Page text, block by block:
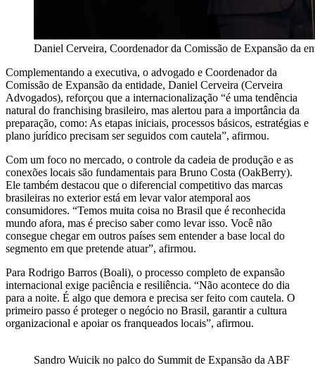
Daniel Cerveira, Coordenador da Comissão de Expansão da
Complementando a executiva, o advogado e Coordenador da
Comissão de Expansão da entidade, Daniel Cerveira (Cerveira
Advogados), reforçou que a internacionalização “é uma tendência
natural do franchising brasileiro, mas alertou para a importância da
preparação, como: As etapas iniciais, processos básicos, estratégias e
plano jurídico precisam ser seguidos com cautela”, afirmou.
Com um foco no mercado, o controle da cadeia de produção e as
conexões locais são fundamentais para Bruno Costa (OakBerry).
Ele também destacou que o diferencial competitivo das marcas
brasileiras no exterior está em levar valor atemporal aos
consumidores. “Temos muita coisa no Brasil que é reconhecida
mundo afora, mas é preciso saber como levar isso. Você não
consegue chegar em outros países sem entender a base local do
segmento em que pretende atuar”, afirmou.
Para Rodrigo Barros (Boali), o processo completo de expansão
internacional exige paciência e resiliência. “Não acontece do dia
para a noite. É algo que demora e precisa ser feito com cautela. O
primeiro passo é proteger o negócio no Brasil, garantir a cultura
organizacional e apoiar os franqueados locais”, afirmou.
Sandro Wuicik no palco do Summit de Expansão da ABF